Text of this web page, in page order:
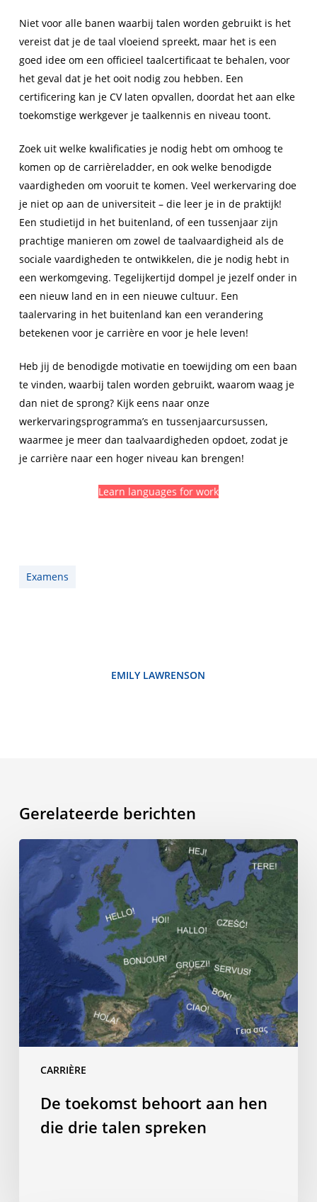
Niet voor alle banen waarbij talen worden gebruikt is het
vereist dat je de taal vloeiend spreekt, maar het is een
goed idee om een officieel taalcertificaat te behalen, voor
het geval dat je het ooit nodig zou hebben. Een
certificering kan je CV laten opvallen, doordat het aan elke
toekomstige werkgever je taalkennis en niveau toont.
Zoek uit welke kwalificaties je nodig hebt om omhoog te
komen op de carrièreladder, en ook welke benodigde
vaardigheden om vooruit te komen. Veel werkervaring doe
je niet op aan de universiteit – die leer je in de praktijk!
Een studietijd in het buitenland, of een tussenjaar zijn
prachtige manieren om zowel de taalvaardigheid als de
sociale vaardigheden te ontwikkelen, die je nodig hebt in
een werkomgeving. Tegelijkertijd dompel je jezelf onder in
een nieuw land en in een nieuwe cultuur. Een
taalervaring in het buitenland kan een verandering
betekenen voor je carrière en voor je hele leven!
Heb jij de benodigde motivatie en toewijding om een baan
te vinden, waarbij talen worden gebruikt, waarom waag je
dan niet de sprong? Kijk eens naar onze
werkervaringsprogramma’s en tussenjaarcursussen,
waarmee je meer dan taalvaardigheden opdoet, zodat je
je carrière naar een hoger niveau kan brengen!
Learn languages for work
Examens
EMILY LAWRENSON
Gerelateerde berichten
CARRIÈRE
toekomst
behoort
aan
hen
drie
talen
spreken
De toekomst behoort aan hen
die drie talen spreken